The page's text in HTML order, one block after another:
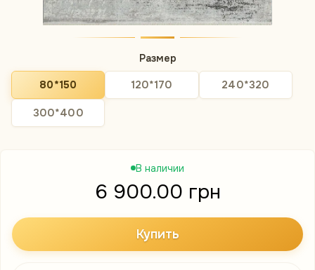
Размер
80*150 120*170
240*320
300*400
В наличии
6 900.00 грн
Купить